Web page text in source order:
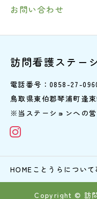
お問い合わせ
訪問看護ステー
電話番号：0858-27-
鳥取県東伯郡琴浦町逢
※当ステーションへの
HOME ことうらについて
Copyright © 訪